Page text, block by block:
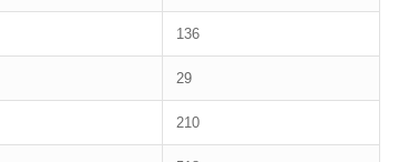
136
29
210